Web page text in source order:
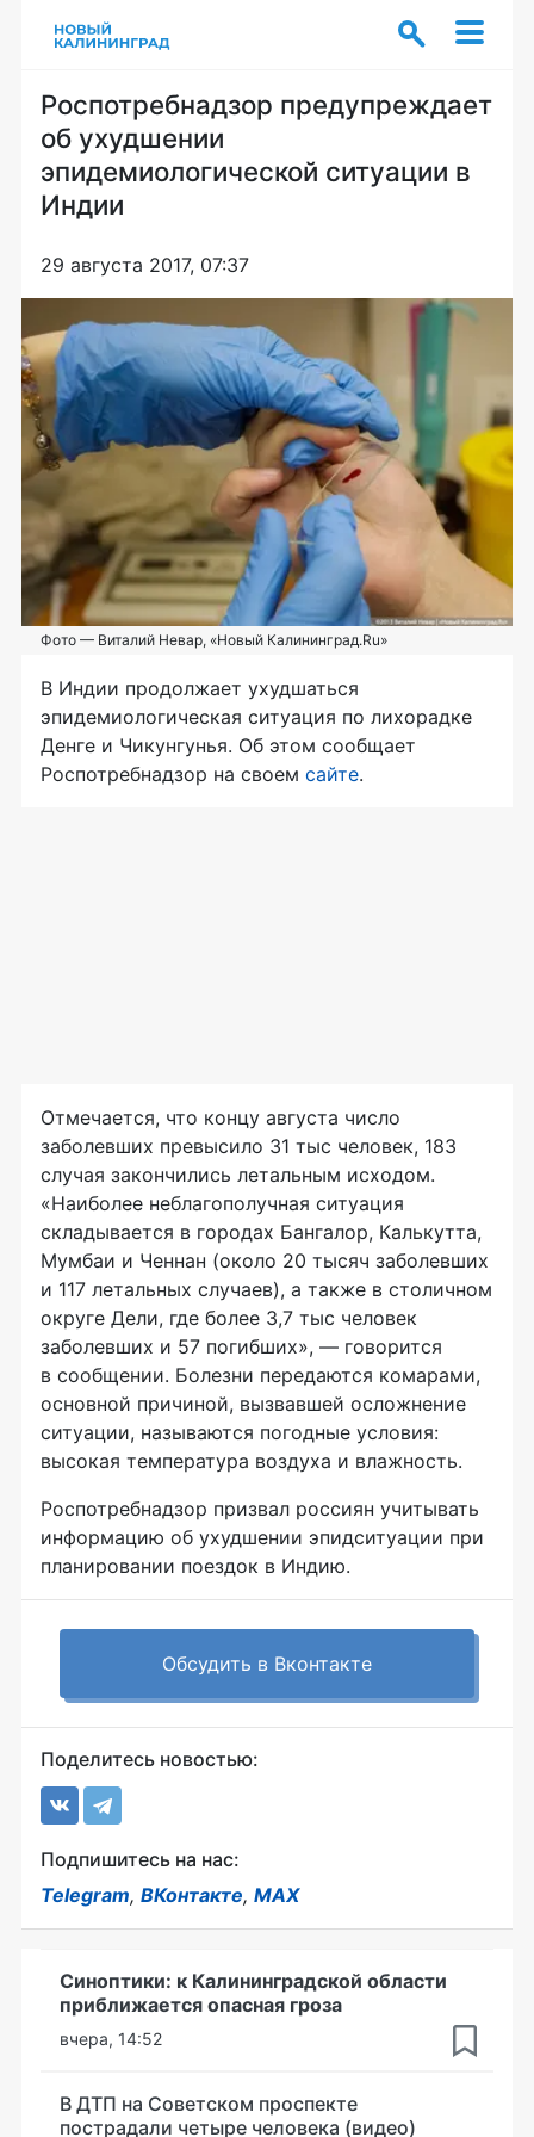
Роспотребнадзор предупреждает
об ухудшении
эпидемиологической ситуации в
Индии
29 августа 2017, 07:37
Фото — Виталий Невар, «Новый Калининград.Ru»
В Индии продолжает ухудшаться
эпидемиологическая ситуация по лихорадке
Денге и Чикунгунья. Об этом сообщает
Роспотребнадзор на своем сайте.
Отмечается, что концу августа число
заболевших превысило 31 тыс человек, 183
случая закончились летальным исходом.
«Наиболее неблагополучная ситуация
складывается в городах Бангалор, Калькутта,
Мумбаи и Ченнан (около 20 тысяч заболевших
и 117 летальных случаев), а также в столичном
округе Дели, где более 3,7 тыс человек
заболевших и 57 погибших», — говорится
в сообщении. Болезни передаются комарами,
основной причиной, вызвавшей осложнение
ситуации, называются погодные условия:
высокая температура воздуха и влажность.
Роспотребнадзор призвал россиян учитывать
информацию об ухудшении эпидситуации при
планировании поездок в Индию.
Обсудить в Вконтакте
Поделитесь новостью:
Подпишитесь на нас:
Telegram, ВКонтакте, MAX
Синоптики: к Калининградской области
приближается опасная гроза
вчера, 14:52
В ДТП на Советском проспекте
пострадали четыре человека (видео)